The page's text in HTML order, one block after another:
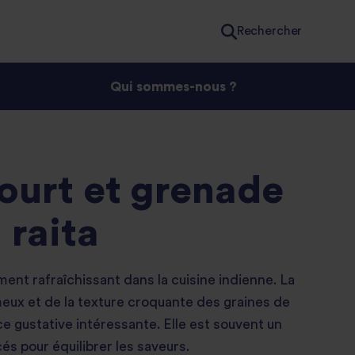
Rechercher
Qui sommes-nous ?
et grenade
raita
rafraîchissant dans la cuisine indienne. La
et de la texture croquante des graines de
gustative intéressante. Elle est souvent un
pour équilibrer les saveurs.